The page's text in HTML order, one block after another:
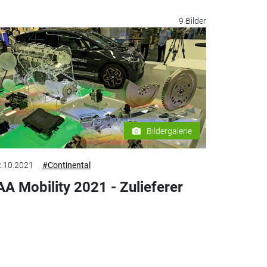
9 Bilder
Bildergalerie
#Continental
Mobility 2021 - Zulieferer